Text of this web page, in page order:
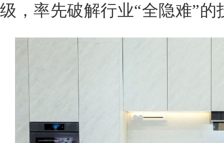
级，率先破解行业“全隐难”的